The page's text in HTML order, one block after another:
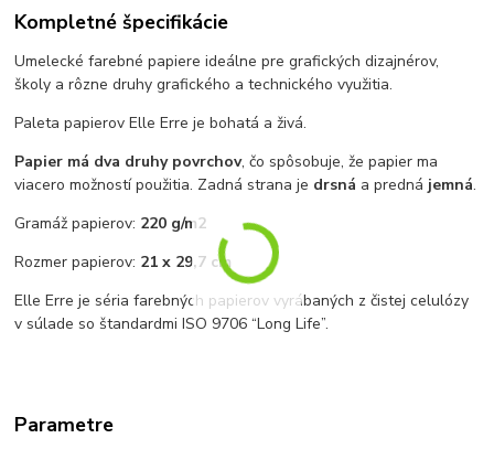
Kompletné špecifikácie
Umelecké farebné papiere ideálne pre grafických dizajnérov,
školy a rôzne druhy grafického a technického využitia.
Paleta papierov Elle Erre je bohatá a živá.
Papier má dva druhy povrchov, čo spôsobuje, že papier ma
viacero možností použitia. Zadná strana je drsná a predná jemná.
Gramáž papierov: 220 g/m2
Rozmer papierov: 21 x 29,7 cm
Elle Erre je séria farebných papierov vyrábaných z čistej celulózy
v súlade so štandardmi ISO 9706 “Long Life”.
Parametre